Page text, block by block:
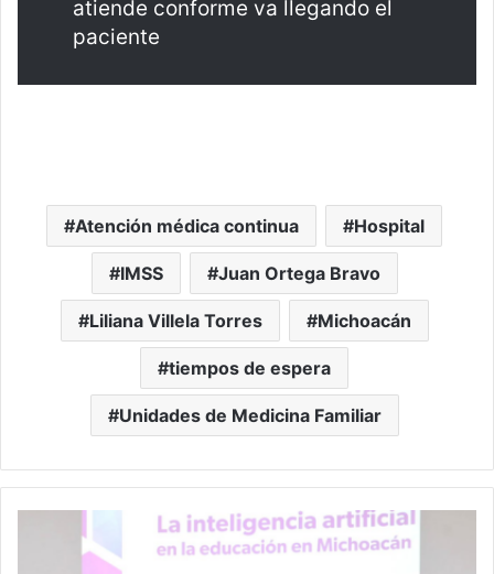
atiende conforme va llegando el
paciente
Atención médica continua Hospital
IMSS Juan Ortega Bravo
Liliana Villela Torres Michoacán
tiempos de espera
Unidades de Medicina Familiar
Michoacanos